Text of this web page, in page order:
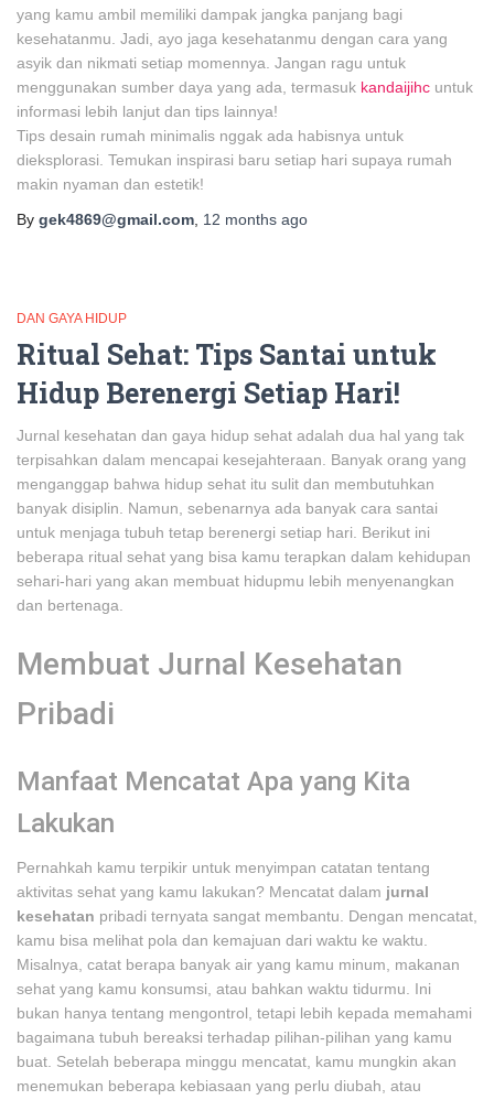
yang kamu ambil memiliki dampak jangka panjang bagi
kesehatanmu. Jadi, ayo jaga kesehatanmu dengan cara yang
asyik dan nikmati setiap momennya. Jangan ragu untuk
menggunakan sumber daya yang ada, termasuk kandaijihc untuk
informasi lebih lanjut dan tips lainnya!
Tips desain rumah minimalis nggak ada habisnya untuk
dieksplorasi. Temukan inspirasi baru setiap hari supaya rumah
makin nyaman dan estetik!
By gek4869@gmail.com 12 months ago
DAN GAYA HIDUP
Ritual Sehat: Tips Santai untuk
Hidup Berenergi Setiap Hari!
Jurnal kesehatan dan gaya hidup sehat adalah dua hal yang tak
terpisahkan dalam mencapai kesejahteraan. Banyak orang yang
menganggap bahwa hidup sehat itu sulit dan membutuhkan
banyak disiplin. Namun, sebenarnya ada banyak cara santai
untuk menjaga tubuh tetap berenergi setiap hari. Berikut ini
beberapa ritual sehat yang bisa kamu terapkan dalam kehidupan
sehari-hari yang akan membuat hidupmu lebih menyenangkan
dan bertenaga.
Membuat Jurnal Kesehatan
Pribadi
Manfaat Mencatat Apa yang Kita
Lakukan
Pernahkah kamu terpikir untuk menyimpan catatan tentang
aktivitas sehat yang kamu lakukan? Mencatat dalam jurnal
kesehatan pribadi ternyata sangat membantu. Dengan mencatat,
kamu bisa melihat pola dan kemajuan dari waktu ke waktu.
Misalnya, catat berapa banyak air yang kamu minum, makanan
sehat yang kamu konsumsi, atau bahkan waktu tidurmu. Ini
bukan hanya tentang mengontrol, tetapi lebih kepada memahami
bagaimana tubuh bereaksi terhadap pilihan-pilihan yang kamu
buat. Setelah beberapa minggu mencatat, kamu mungkin akan
menemukan beberapa kebiasaan yang perlu diubah, atau